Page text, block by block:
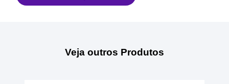
Veja outros Produtos